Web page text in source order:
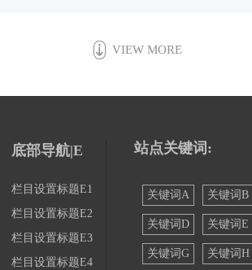
VIEW MORE
底部导航|E
栏目设置标题E1
栏目设置标题E2
栏目设置标题E3
栏目设置标题E4
站点关键词:
关键词A 关键词B
关键词D 关键词E
关键词G 关键词H